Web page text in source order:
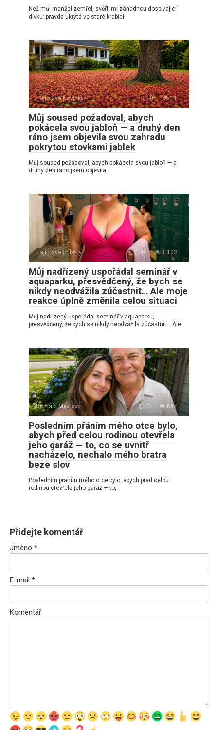
Než můj manžel zemřel, svěřil mi záhadnou dospívající
dívku: pravda ukrytá ve staré krabici
Zajímavé Novinky 0 11
Můj soused požadoval, abych
pokácela svou jabloň — a druhý den
ráno jsem objevila svou zahradu
pokrytou stovkami jablek
Můj soused požadoval, abych pokácela svou jabloň — a
druhý den ráno jsem objevila
Zajímavé Příběhy 0 1 103
Můj nadřízený uspořádal seminář v
aquaparku, přesvědčený, že bych se
nikdy neodvážila zúčastnit… Ale moje
reakce úplně změnila celou situaci
Můj nadřízený uspořádal seminář v aquaparku,
přesvědčený, že bych se nikdy neodvážila zúčastnit… Ale
Domácí Mazlíčci 0 667
Posledním přáním mého otce bylo,
abych před celou rodinou otevřela
jeho garáž — to, co se uvnitř
nacházelo, nechalo mého bratra
beze slov
Posledním přáním mého otce bylo, abych před celou
rodinou otevřela jeho garáž — to,
Přidejte komentář
Jméno *
E-mail *
Komentář